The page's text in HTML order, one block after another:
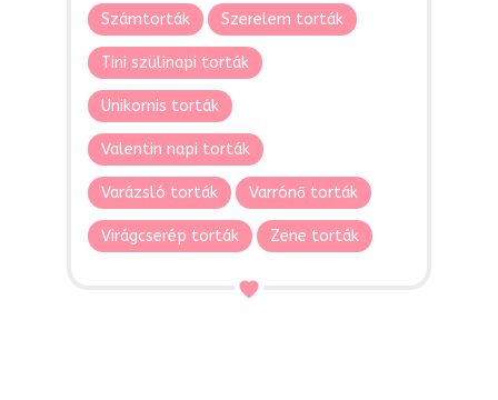
Számtorták Szerelem torták
Tini szülinapi torták
Unikornis torták
Valentin napi torták
Varázsló torták Varrónő torták
Virágcserép torták Zene torták